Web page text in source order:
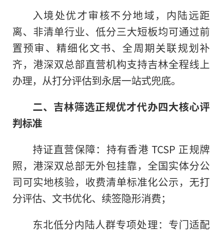
入境处优才审核不分地域，内陆远距
离、非清单行业、低分三大短板均可通过前
置预审、精细化文书、全周期关联规划补
齐，港深双总部直营机构支持吉林全程线上
办理，从打分评估到永居一站式兜底。
二、吉林筛选正规优才代办四大核心评
判标准
持证直营保障：持有香港 TCSP 正规牌
照，港深双总部无外包挂靠，全国实体分公
司可实地核验，收费清单标准化公示，无打
分评估、文书优化、续签隐形消费；
东北低分内陆人群专项处理：专门适配